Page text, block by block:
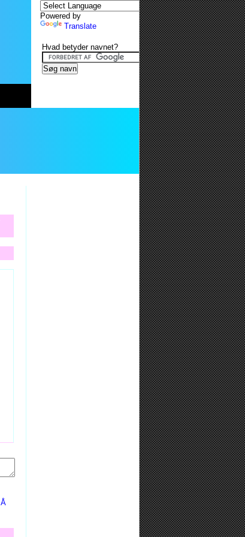
Å
Powered by
Translate
Hvad betyder navnet?